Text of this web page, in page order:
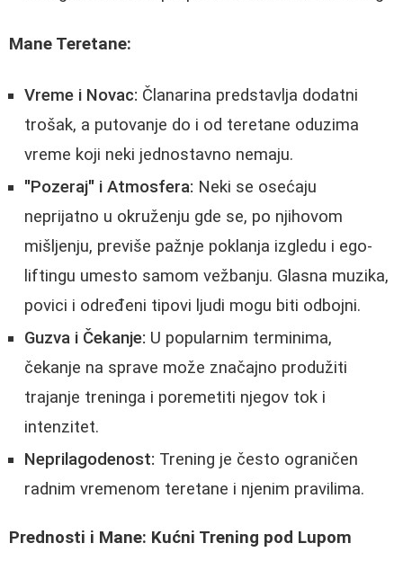
Mane Teretane:
Vreme i Novac: Članarina predstavlja dodatni
trošak, a putovanje do i od teretane oduzima
vreme koji neki jednostavno nemaju.
"Pozeraj" i Atmosfera: Neki se osećaju
neprijatno u okruženju gde se, po njihovom
mišljenju, previše pažnje poklanja izgledu i ego-
liftingu umesto samom vežbanju. Glasna muzika,
povici i određeni tipovi ljudi mogu biti odbojni.
Guzva i Čekanje: U popularnim terminima,
čekanje na sprave može značajno produžiti
trajanje treninga i poremetiti njegov tok i
intenzitet.
Neprilagodenost: Trening je često ograničen
radnim vremenom teretane i njenim pravilima.
Prednosti i Mane: Kućni Trening pod Lupom